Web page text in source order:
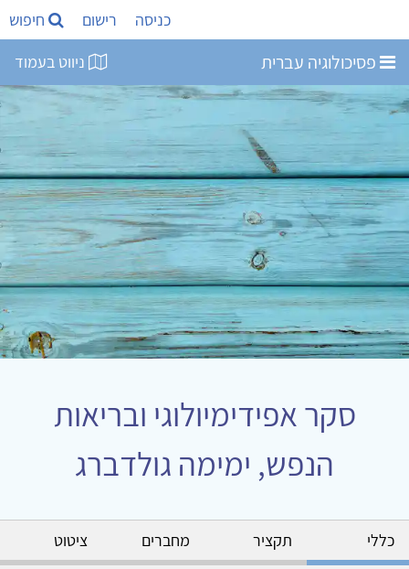
כניסה רישום חיפוש
פסיכולוגיה עברית ניווט בעמוד
סקר אפידימיולוגי ובריאות
הנפש, ימימה גולדברג
כללי תקציר מחברים ציטוט